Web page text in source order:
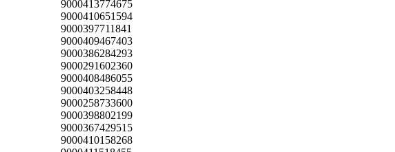
9000413774675
9000410651594
9000397711841
9000409467403
9000386284293
9000291602360
9000408486055
9000403258448
9000258733600
9000398802199
9000367429515
9000410158268